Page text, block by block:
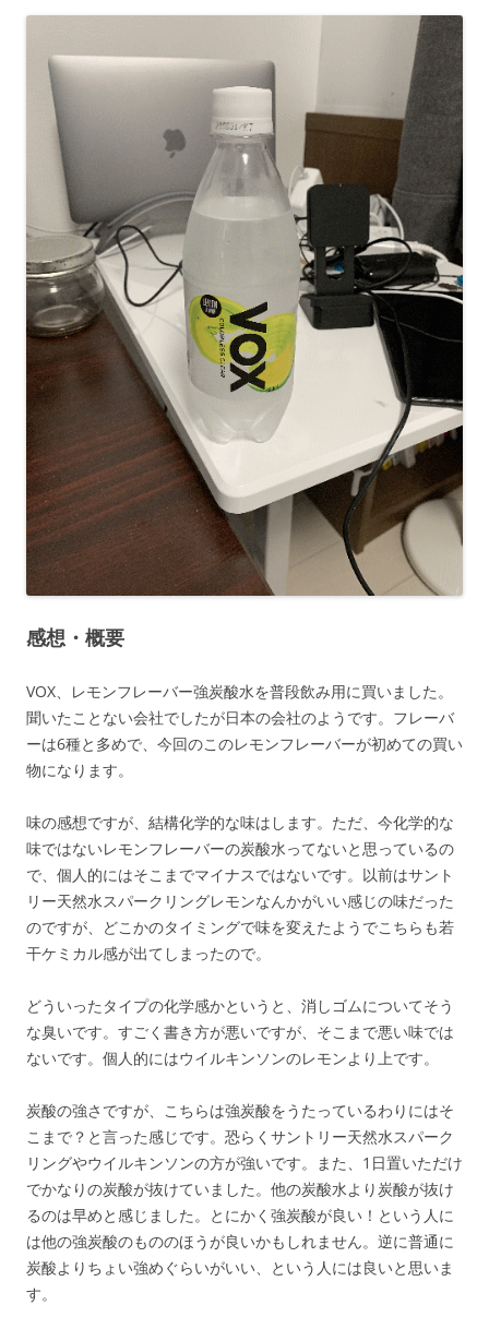
感想・概要
VOX、レモンフレーバー強炭酸水を普段飲み用に買いました。
聞いたことない会社でしたが日本の会社のようです。フレーバ
ーは6種と多めで、今回のこのレモンフレーバーが初めての買い
物になります。
味の感想ですが、結構化学的な味はします。ただ、今化学的な
味ではないレモンフレーバーの炭酸水ってないと思っているの
で、個人的にはそこまでマイナスではないです。以前はサント
リー天然水スパークリングレモンなんかがいい感じの味だった
のですが、どこかのタイミングで味を変えたようでこちらも若
干ケミカル感が出てしまったので。
どういったタイプの化学感かというと、消しゴムについてそう
な臭いです。すごく書き方が悪いですが、そこまで悪い味では
ないです。個人的にはウイルキンソンのレモンより上です。
炭酸の強さですが、こちらは強炭酸をうたっているわりにはそ
こまで？と言った感じです。恐らくサントリー天然水スパーク
リングやウイルキンソンの方が強いです。また、1日置いただけ
でかなりの炭酸が抜けていました。他の炭酸水より炭酸が抜け
るのは早めと感じました。とにかく強炭酸が良い！という人に
は他の強炭酸のもののほうが良いかもしれません。逆に普通に
炭酸よりちょい強めぐらいがいい、という人には良いと思いま
す。